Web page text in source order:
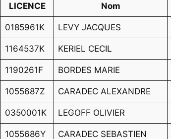
LICENCE Nom
0185961K LEVY JACQUES
1164537K KERIEL CECIL
1190261F BORDES MARIE
1055687Z CARADEC ALEXANDRE
0350001K LEGOFF OLIVIER
1055686Y CARADEC SEBASTIEN